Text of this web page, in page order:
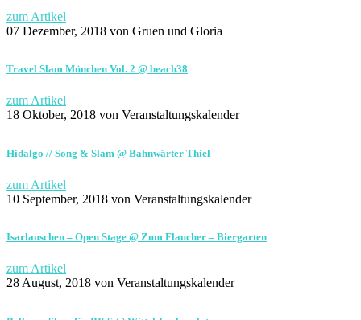
zum Artikel
07 Dezember, 2018 von Gruen und Gloria
Travel Slam München Vol. 2 @ beach38
zum Artikel
18 Oktober, 2018 von Veranstaltungskalender
Hidalgo // Song & Slam @ Bahnwärter Thiel
zum Artikel
10 September, 2018 von Veranstaltungskalender
Isarlauschen – Open Stage @ Zum Flaucher – Biergarten
zum Artikel
28 August, 2018 von Veranstaltungskalender